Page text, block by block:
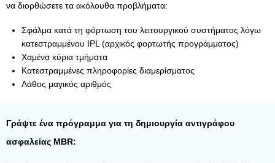
να διορθώσετε τα ακόλουθα προβλήματα:
Σφάλμα κατά τη φόρτωση του λειτουργικού συστήματος λόγω
κατεστραμμένου IPL (αρχικός φορτωτής προγράμματος)
Χαμένα κύρια τμήματα
Κατεστραμμένες πληροφορίες διαμερίσματος
Λάθος μαγικός αριθμός
Γράψτε ένα πρόγραμμα για τη δημιουργία αντιγράφου
ασφαλείας MBR: